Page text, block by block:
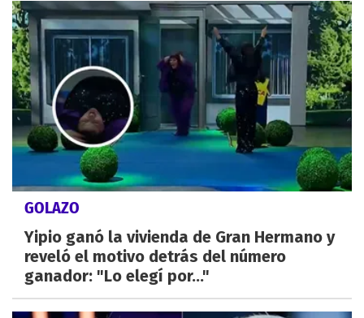
GOLAZO
Yipio ganó la vivienda de Gran Hermano y
reveló el motivo detrás del número
ganador: "Lo elegí por..."